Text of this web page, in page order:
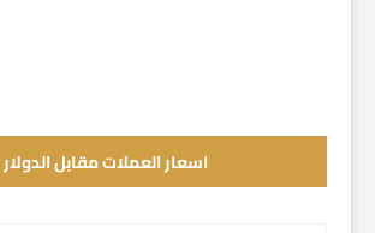
اسعار العملات مقابل الدولار